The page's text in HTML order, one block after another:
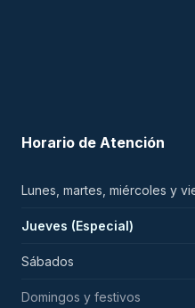
Horario de Atención
Lunes, martes, miércoles y
Jueves (Especial)
Sábados
Domingos y festivos